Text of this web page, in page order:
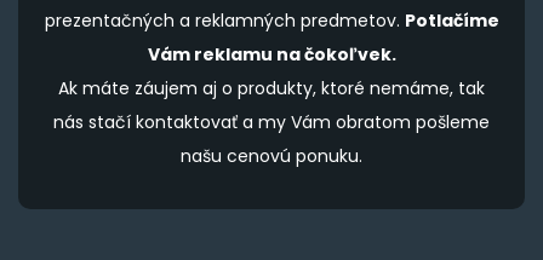
prezentačných a reklamných predmetov. Potlačíme
Vám reklamu na čokoľvek.
Ak máte záujem aj o produkty, ktoré nemáme, tak
nás stačí kontaktovať a my Vám obratom pošleme
našu cenovú ponuku.